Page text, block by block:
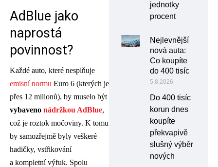
AdBlue jako
naprostá
povinnost?
Každé auto, které nesplňuje
emisní normu Euro 6 (kterých je
přes 12 milionů), by muselo být
vybaveno nádržkou AdBlue,
což je roztok močoviny. K tomu
by samozřejmě byly veškeré
hadičky, vstřikování
a kompletní výfuk. Spolu
jednotky
procent
Nejlevnější
nová auta:
Co koupíte
do 400 tisíc
5.8.2026
Do 400 tisíc
korun dnes
koupíte
překvapivě
slušný výběr
nových